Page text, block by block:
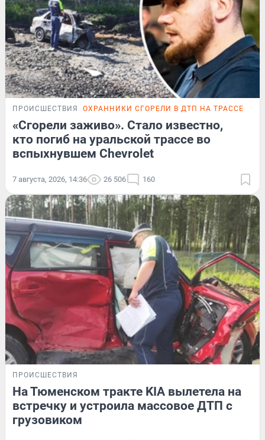
ПРОИСШЕСТВИЯ ОХРАННИКИ СГОРЕЛИ В ДТП НА ТРАССЕ
«Сгорели заживо». Стало известно,
кто погиб на уральской трассе во
вспыхнувшем Chevrolet
7 августа, 2026, 14:36 26 506 160
ПРОИСШЕСТВИЯ
На Тюменском тракте KIA вылетела на
встречку и устроила массовое ДТП с
грузовиком